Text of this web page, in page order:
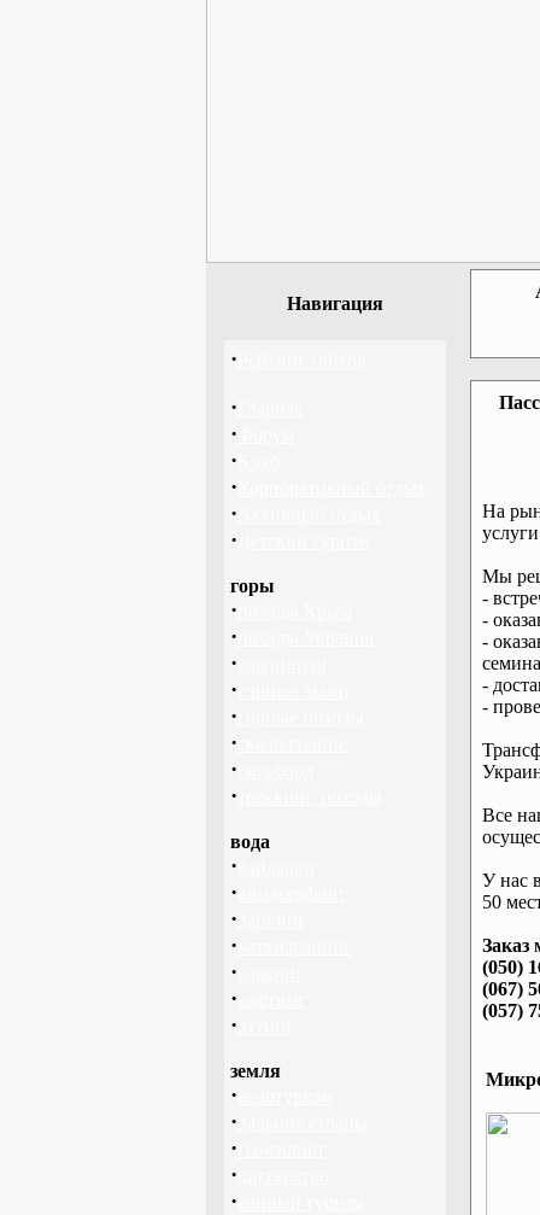
Навигация
·
·
·
·
·
·
·
горы
·
·
·
·
·
·
·
·
вода
·
·
·
·
·
·
·
земля
·
·
·
·
·
На
Мы
-
-
-
-
-
Все
У нас
50
Заказ
(050)
(067)
(057)